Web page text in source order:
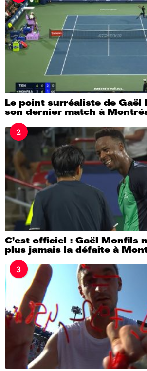
g
Le point surréaliste de Gaël
son dernier match à
2
C’est officiel : Gaël Monfils
plus jamais la défaite à
3